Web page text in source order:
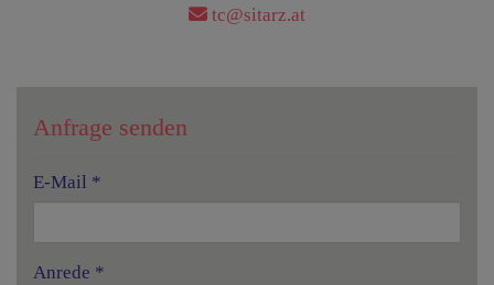
tc@sitarz.at
Anfrage senden
E-Mail
Anrede